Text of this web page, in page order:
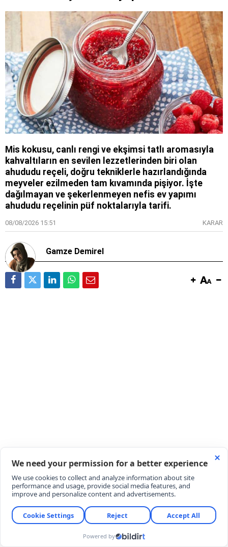
Mis kokusu, canlı rengi ve ekşimsi tatlı aromasıyla
kahvaltıların en sevilen lezzetlerinden biri olan
ahududu reçeli, doğru tekniklerle hazırlandığında
meyveler ezilmeden tam kıvamında pişiyor. İşte
dağılmayan ve şekerlenmeyen nefis ev yapımı
ahududu reçelinin püf noktalarıyla tarifi.
08/08/2026 15:51 KARAR
Gamze Demirel
Yaz mevsiminin en nazlı ve lezzetli meyvelerinden
ahududu (frambuaz), reçel kavanozlarında yerini
almaya başladı. Yapısı gereği oldukça hassas olan
bu özel meyveyi pişirirken formunu korumak ve
ideal kıvamı yakalamak için birkaç küçük detay
yeterli oluyor.
MALZEMELER